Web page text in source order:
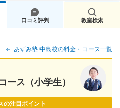
口コミ評判 教室検索
あずみ塾 中島校の料金・コース一覧
ース（小学生）
の注目ポイント